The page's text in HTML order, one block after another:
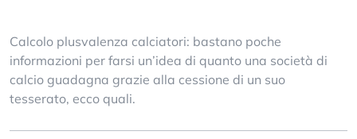
Calcolo plusvalenza calciatori: bastano poche
informazioni per farsi un’idea di quanto una società di
calcio guadagna grazie alla cessione di un suo
tesserato, ecco quali.